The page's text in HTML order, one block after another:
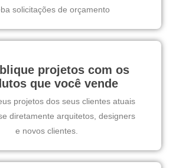
solicitações de orçamento
projetos com os
que você vende
projetos dos seus clientes atuais
diretamente arquitetos, designers
e novos clientes.